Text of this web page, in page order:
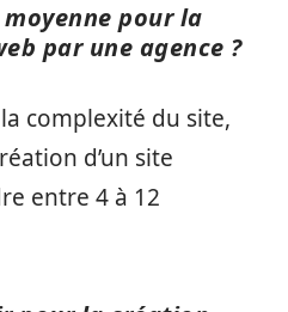
pour la
par une agence ?
complexité du site,
d’un site
entre 4 à 12